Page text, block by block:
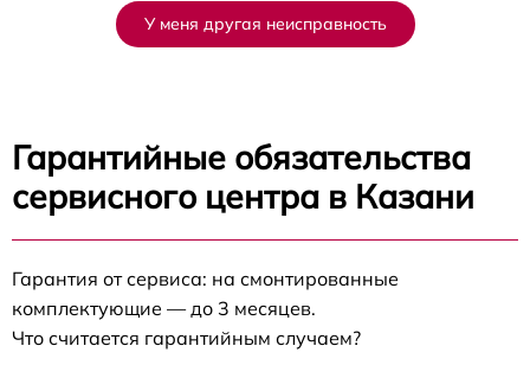
У меня другая неисправность
Гарантийные обязательства
сервисного центра в Казани
Гарантия от сервиса: на смонтированные
комплектующие — до 3 месяцев.
Что считается гарантийным случаем?